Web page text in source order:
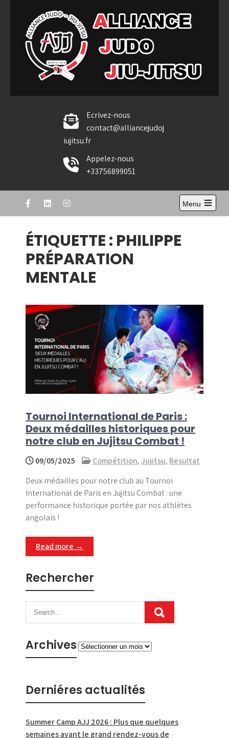
content
Alliance Judo Jiu-jitsu
Ecrivez-nous
contact@alliancejudoj
iujitsu.fr
Appelez-nous
+33756899051
Menu
Open
ÉTIQUETTE : PHILIPPE
PRÉPARATION
MENTALE
Tournoi International de Paris :
Deux médailles historiques pour
notre club en Jujitsu Combat !
09/05/2025 Compétition, Jujitsu, Resultat
Deux médailles pour notre club au Tournoi
International de Paris en Jujitsu Combat : une
performance historique portée par nos athlètes
angolais !
Read more →
Rechercher
ArchivesArchives
Derniéres actualités
Summer Camp AJJ 2026 : Plus que quelques
semaines avant le grand rendez-vous de